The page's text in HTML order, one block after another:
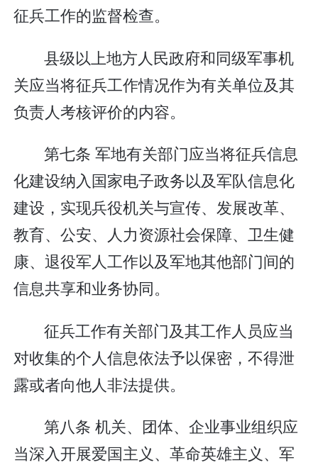
征兵工作的监督检查。
县级以上地方人民政府和同级军事机
关应当将征兵工作情况作为有关单位及其
负责人考核评价的内容。
第七条 军地有关部门应当将征兵信息
化建设纳入国家电子政务以及军队信息化
建设，实现兵役机关与宣传、发展改革、
教育、公安、人力资源社会保障、卫生健
康、退役军人工作以及军地其他部门间的
信息共享和业务协同。
征兵工作有关部门及其工作人员应当
对收集的个人信息依法予以保密，不得泄
露或者向他人非法提供。
第八条 机关、团体、企业事业组织应
当深入开展爱国主义、革命英雄主义、军